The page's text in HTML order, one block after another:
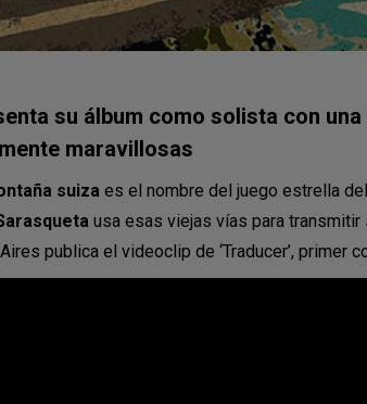
su álbum como solista con
maravillosas
suiza es el nombre del juego estrella
usa esas viejas vías para
publica el videoclip de ‘Traducer’, primer